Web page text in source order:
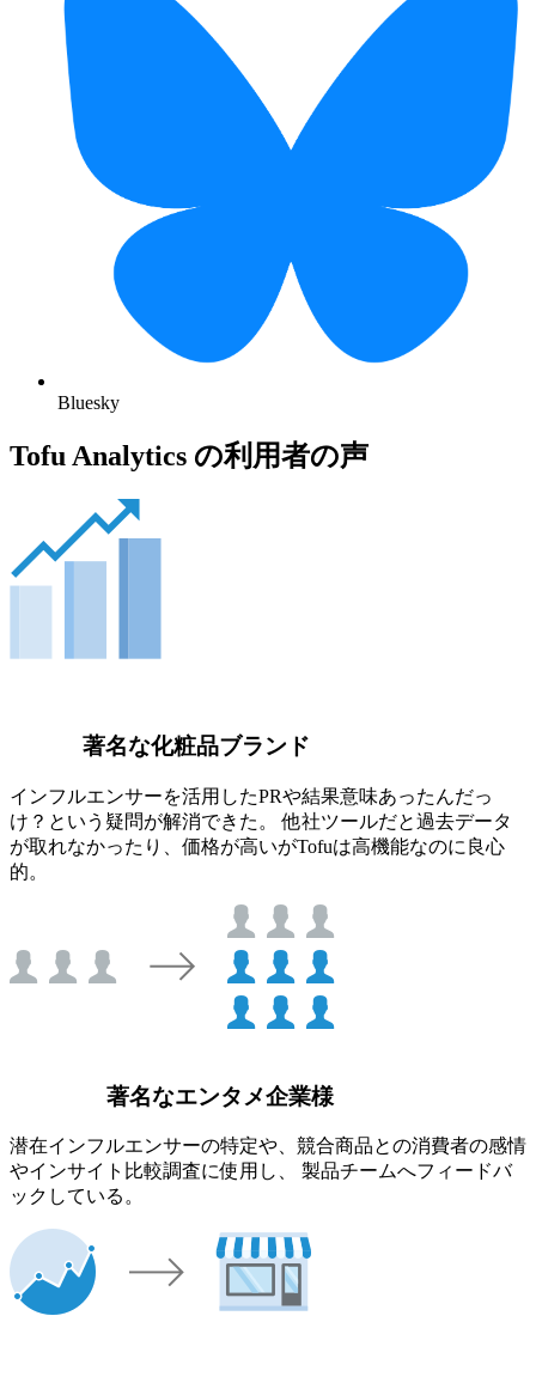
Bluesky
Tofu Analytics の利用者の声
著名な化粧品ブランド
インフルエンサーを活用したPRや結果意味あったんだっ
け？という疑問が解消できた。 他社ツールだと過去データ
が取れなかったり、価格が高いがTofuは高機能なのに良心
的。
著名なエンタメ企業様
潜在インフルエンサーの特定や、競合商品との消費者の感情
やインサイト比較調査に使用し、 製品チームへフィードバ
ックしている。